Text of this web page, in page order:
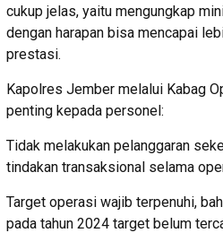
cukup jelas, yaitu mengungkap
dengan harapan bisa mencapai
prestasi.
Kapolres Jember melalui Kabag
penting kepada personel:
Tidak melakukan pelanggaran
tindakan transaksional selama
Target operasi wajib terpenuhi,
pada tahun 2024 target belum